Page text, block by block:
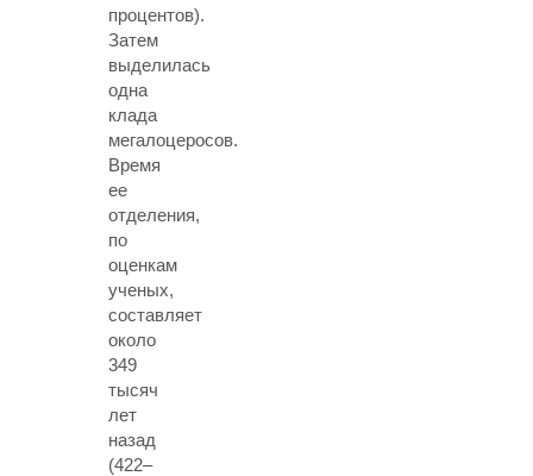
процентов).
Затем
выделилась
одна
клада
мегалоцеросов.
Время
ее
отделения,
по
оценкам
ученых,
составляет
около
349
тысяч
лет
назад
(422–